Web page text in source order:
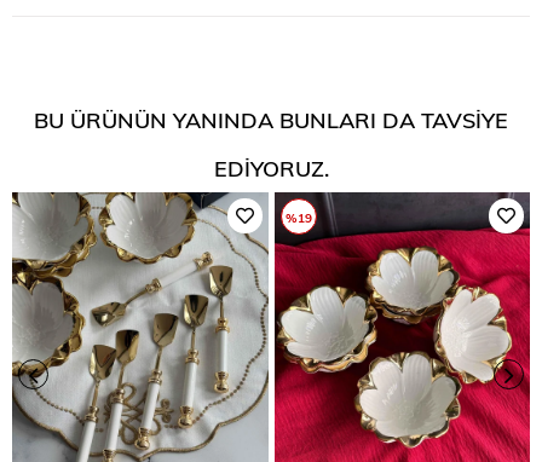
BU ÜRÜNÜN YANINDA BUNLARI DA TAVSIYE
EDIYORUZ.
%19